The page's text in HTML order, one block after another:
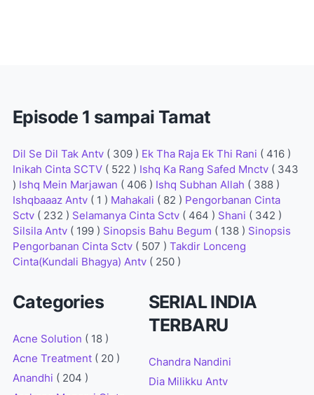
Episode 1 sampai Tamat
Dil Se Dil Tak Antv ( 309 ) Ek Tha Raja Ek Thi Rani ( 416 )
Inikah Cinta SCTV ( 522 ) Ishq Ka Rang Safed Mnctv ( 343
) Ishq Mein Marjawan ( 406 ) Ishq Subhan Allah ( 388 )
Ishqbaaaz Antv ( 1 ) Mahakali ( 82 ) Pengorbanan Cinta
Sctv ( 232 ) Selamanya Cinta Sctv ( 464 ) Shani ( 342 )
Silsila Antv ( 199 ) Sinopsis Bahu Begum ( 138 ) Sinopsis
Pengorbanan Cinta Sctv ( 507 ) Takdir Lonceng
Cinta(Kundali Bhagya) Antv ( 250 )
Categories
Acne Solution ( 18 )
Acne Treatment ( 20 )
Anandhi ( 204 )
SERIAL INDIA
TERBARU
Chandra Nandini
Dia Milikku Antv